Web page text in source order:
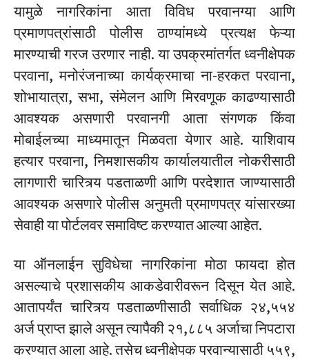
यामुळे नागरिकांना आता विविध परवानग्या आणि
प्रमाणपत्रांसाठी पोलीस ठाण्यांमध्ये प्रत्यक्ष फेऱ्या
मारण्याची गरज उरणार नाही. या उपक्रमांतर्गत ध्वनीक्षेपक
परवाना, मनोरंजनाच्या कार्यक्रमाचा ना-हरकत परवाना,
शोभायात्रा, सभा, संमेलन आणि मिरवणूक काढण्यासाठी
आवश्यक असणारी परवानगी आता संगणक किंवा
मोबाईलच्या माध्यमातून मिळवता येणार आहे. याशिवाय
हत्यार परवाना, निमशासकीय कार्यालयातील नोकरीसाठी
लागणारी चारित्र्य पडताळणी आणि परदेशात जाण्यासाठी
आवश्यक असणारे पोलीस अनुमती प्रमाणपत्र यांसारख्या
सेवाही या पोर्टलवर समाविष्ट करण्यात आल्या आहेत.
या ऑनलाईन सुविधेचा नागरिकांना मोठा फायदा होत
असल्याचे प्रशासकीय आकडेवारीवरून दिसून येत आहे.
आतापर्यंत चारित्र्य पडताळणीसाठी सर्वाधिक २४,५५४
अर्ज प्राप्त झाले असून त्यापैकी २१,८८५ अर्जाचा निपटारा
करण्यात आला आहे. तसेच ध्वनीक्षेपक परवान्यासाठी ५५९,